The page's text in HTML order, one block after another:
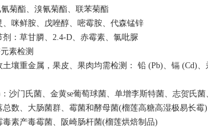
菊酯、溴氰菊酯、联苯菊酯
、咪鲜胺、戊唑醇、嘧霉胺、代森锰锌
剂：草甘膦、2.4-D、赤霉素、氯吡脲
素检测
壤重金属，果皮、果肉均需检测： 铅 (Pb)、镉 (Cd)
沙门氏菌、金黄se葡萄球菌、单增李斯特菌、志贺氏
总数、大肠菌群、霉菌和酵母菌(榴莲高糖高湿极易长霉)
毒素产毒霉菌、阪崎肠杆菌(榴莲烘焙制品)